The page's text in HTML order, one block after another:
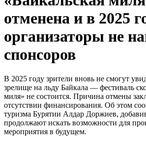
отменена и в 2025
организаторы не
спонсоров
В 2025 году зрители вновь не смогут
зрелище на льду Байкала — фестиваль
миля» не состоится. Причина отмены
отсутствии финансирования. Об этом
туризма Бурятии Алдар Доржиев,
продолжают искать возможности для
мероприятия в будущем.